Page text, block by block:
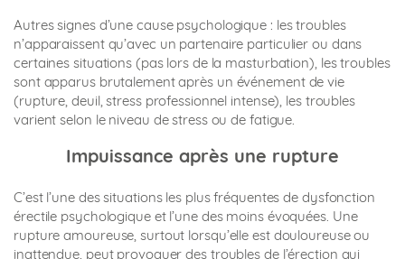
Autres signes d’une cause psychologique : les troubles
n’apparaissent qu’avec un partenaire particulier ou dans
certaines situations (pas lors de la masturbation), les troubles
sont apparus brutalement après un événement de vie
(rupture, deuil, stress professionnel intense), les troubles
varient selon le niveau de stress ou de fatigue.
Impuissance après une rupture
C’est l’une des situations les plus fréquentes de dysfonction
érectile psychologique et l’une des moins évoquées. Une
rupture amoureuse, surtout lorsqu’elle est douloureuse ou
inattendue, peut provoquer des troubles de l’érection qui